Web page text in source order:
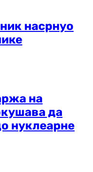
насрнуо
на
да
нуклеарне